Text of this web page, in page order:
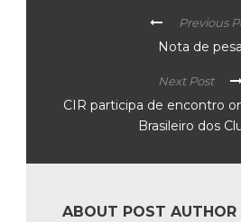
Previous
Nota de
Next Post
CIR participa de encontro
Brasileiro dos
ABOUT POST AUTHOR